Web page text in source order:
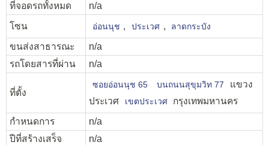
ที่จอดรถทั้งหมด
n/a
โซน
อ่อนนุช , ประเวศ , ลาดกระบัง
ขนส่งสาธารณะ
n/a
รถโดยสารที่ผ่าน
n/a
ที่ตั้ง
ซอยอ่อนนุช 65 บนถนนสุขุมวิท 77
แขวง
ประเวศ
เขตประเวศ
กรุงเทพมหานคร
กำหนดการ
n/a
ปีที่สร้างเสร็จ
n/a